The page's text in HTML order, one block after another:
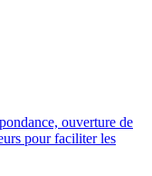
ouverture de
pour faciliter les